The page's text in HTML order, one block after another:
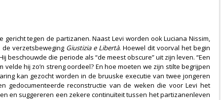
tegen de partizanen. Naast Levi worden ook Luciana Nissim,
verzetsbeweging Giustizia e Libertà. Hoewel dit voorval het begin
die periode als “de meest obscure” uit zijn leven. “Een
hij zo’n streng oordeel? En hoe moeten we zijn stilte begrijpen
kan gezocht worden in de bruuske executie van twee jongeren
reconstructie van de weken die voor Levi het
en suggereren een zekere continuïteit tussen het partizanenleven